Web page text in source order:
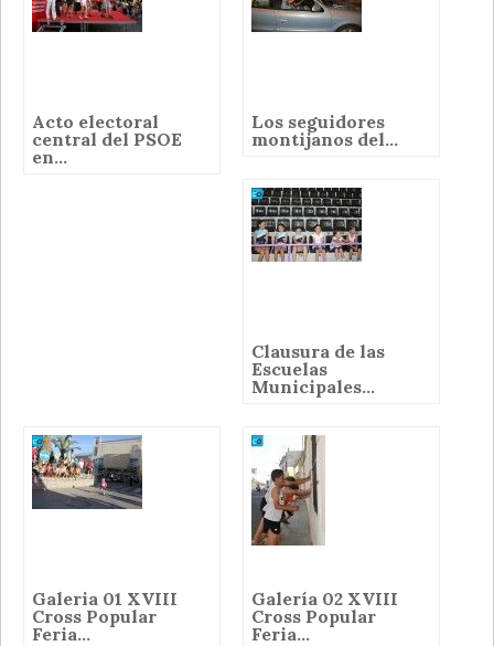
Acto electoral
central del PSOE
en...
Los seguidores
montijanos del...
Clausura de las
Escuelas
Municipales...
Galeria 01 XVIII
Cross Popular
Feria...
Galería 02 XVIII
Cross Popular
Feria...